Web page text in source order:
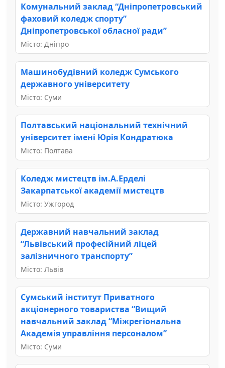
Комунальний заклад “Дніпропетровський
фаховий коледж спорту”
Дніпропетровської обласної ради”
Місто: Дніпро
Машинобудівний коледж Сумського
державного університету
Місто: Суми
Полтавський національний технічний
університет імені Юрія Кондратюка
Місто: Полтава
Коледж мистецтв ім.А.Ерделі
Закарпатської академії мистецтв
Місто: Ужгород
Державний навчальний заклад
“Львівський професійний ліцей
залізничного транспорту”
Місто: Львів
Сумський інститут Приватного
акціонерного товариства “Вищий
навчальний заклад “Міжрегіональна
Академія управління персоналом”
Місто: Суми